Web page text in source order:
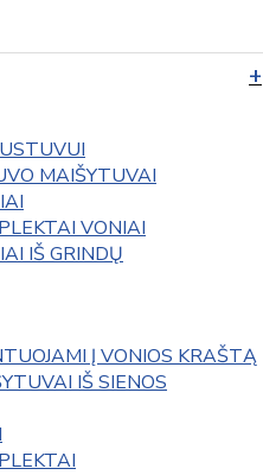
MAIŠYTUVAI
VONIAI
IŠ GRINDŲ
Į VONIOS KRAŠTĄ
IŠ SIENOS